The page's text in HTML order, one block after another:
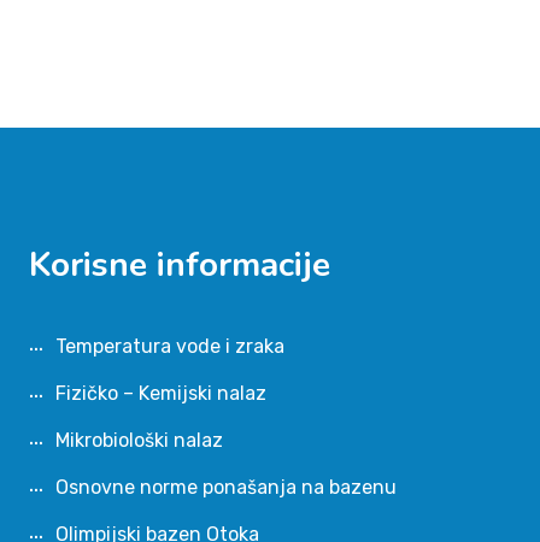
Korisne informacije
Temperatura vode i zraka
Fizičko – Kemijski nalaz
Mikrobiološki nalaz
Osnovne norme ponašanja na bazenu
Olimpijski bazen Otoka